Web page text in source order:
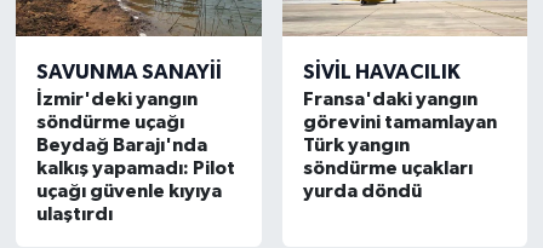
SAVUNMA SANAYII
İzmir'deki yangın
söndürme uçağı
Beydağ Barajı'nda
kalkış yapamadı: Pilot
uçağı güvenle kıyıya
ulaştırdı
SIVIL HAVACILIK
Fransa'daki yangın
görevini tamamlayan
Türk yangın
söndürme uçakları
yurda döndü